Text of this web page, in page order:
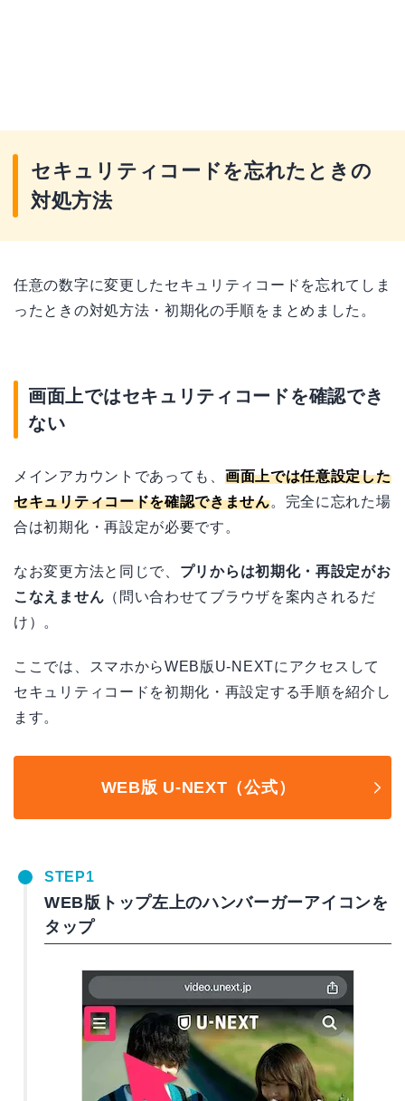
セキュリティコードを忘れたときの
対処方法
任意の数字に変更したセキュリティコードを忘れてしま
ったときの対処方法・初期化の手順をまとめました。
画面上ではセキュリティコードを確認でき
ない
メインアカウントであっても、 画面上では任意設定した
セキュリティコードを確認できません。完全に忘れた場
合は初期化・再設定が必要です。
なお変更方法と同じで、 プリからは初期化・再設定がお
こなえません （問い合わせてブラウザを案内されるだ
け）。
ここでは、スマホからWEB版U-NEXTにアクセスして
セキュリティコードを初期化・再設定する手順を紹介し
ます。
WEB版 U-NEXT（公式）
STEP1
WEB版トップ左上のハンバーガーアイコンを
タップ